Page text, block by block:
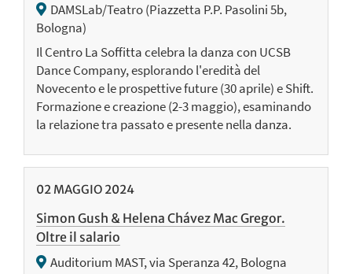
DAMSLab/Teatro (Piazzetta P.P. Pasolini 5b,
Bologna)
Il Centro La Soffitta celebra la danza con UCSB
Dance Company, esplorando l'eredità del
Novecento e le prospettive future (30 aprile) e Shift.
Formazione e creazione (2-3 maggio), esaminando
la relazione tra passato e presente nella danza.
02 MAGGIO 2024
Simon Gush & Helena Chávez Mac Gregor.
Oltre il salario
Auditorium MAST, via Speranza 42, Bologna